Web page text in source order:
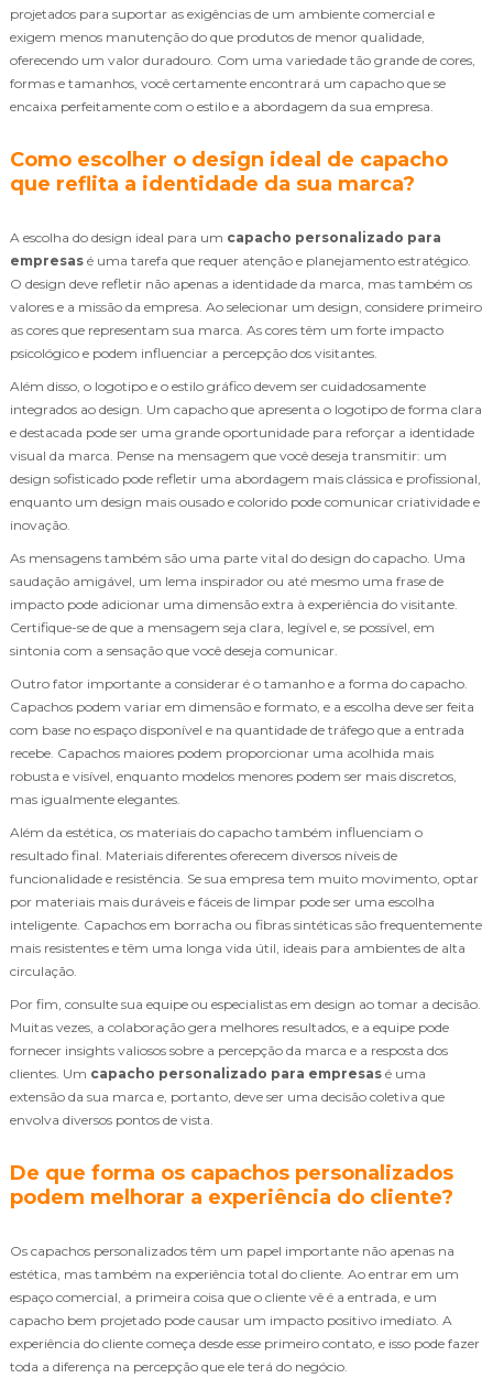
projetados para suportar as exigências de um ambiente comercial e
exigem menos manutenção do que produtos de menor qualidade,
oferecendo um valor duradouro. Com uma variedade tão grande de cores,
formas e tamanhos, você certamente encontrará um capacho que se
encaixa perfeitamente com o estilo e a abordagem da sua empresa.
Como escolher o design ideal de capacho
que reflita a identidade da sua marca?
A escolha do design ideal para um capacho personalizado para
empresas é uma tarefa que requer atenção e planejamento estratégico.
O design deve refletir não apenas a identidade da marca, mas também os
valores e a missão da empresa. Ao selecionar um design, considere primeiro
as cores que representam sua marca. As cores têm um forte impacto
psicológico e podem influenciar a percepção dos visitantes.
Além disso, o logotipo e o estilo gráfico devem ser cuidadosamente
integrados ao design. Um capacho que apresenta o logotipo de forma clara
e destacada pode ser uma grande oportunidade para reforçar a identidade
visual da marca. Pense na mensagem que você deseja transmitir: um
design sofisticado pode refletir uma abordagem mais clássica e profissional,
enquanto um design mais ousado e colorido pode comunicar criatividade e
inovação.
As mensagens também são uma parte vital do design do capacho. Uma
saudação amigável, um lema inspirador ou até mesmo uma frase de
impacto pode adicionar uma dimensão extra à experiência do visitante.
Certifique-se de que a mensagem seja clara, legível e, se possível, em
sintonia com a sensação que você deseja comunicar.
Outro fator importante a considerar é o tamanho e a forma do capacho.
Capachos podem variar em dimensão e formato, e a escolha deve ser feita
com base no espaço disponível e na quantidade de tráfego que a entrada
recebe. Capachos maiores podem proporcionar uma acolhida mais
robusta e visível, enquanto modelos menores podem ser mais discretos,
mas igualmente elegantes.
Além da estética, os materiais do capacho também influenciam o
resultado final. Materiais diferentes oferecem diversos níveis de
funcionalidade e resistência. Se sua empresa tem muito movimento, optar
por materiais mais duráveis e fáceis de limpar pode ser uma escolha
inteligente. Capachos em borracha ou fibras sintéticas são frequentemente
mais resistentes e têm uma longa vida útil, ideais para ambientes de alta
circulação.
Por fim, consulte sua equipe ou especialistas em design ao tomar a decisão.
Muitas vezes, a colaboração gera melhores resultados, e a equipe pode
fornecer insights valiosos sobre a percepção da marca e a resposta dos
clientes. Um capacho personalizado para empresas é uma
extensão da sua marca e, portanto, deve ser uma decisão coletiva que
envolva diversos pontos de vista.
De que forma os capachos personalizados
podem melhorar a experiência do cliente?
Os capachos personalizados têm um papel importante não apenas na
estética, mas também na experiência total do cliente. Ao entrar em um
espaço comercial, a primeira coisa que o cliente vê é a entrada, e um
capacho bem projetado pode causar um impacto positivo imediato. A
experiência do cliente começa desde esse primeiro contato, e isso pode fazer
toda a diferença na percepção que ele terá do negócio.